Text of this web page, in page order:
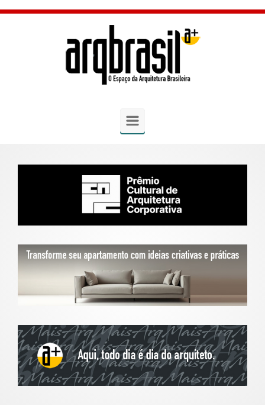
Skip to main content